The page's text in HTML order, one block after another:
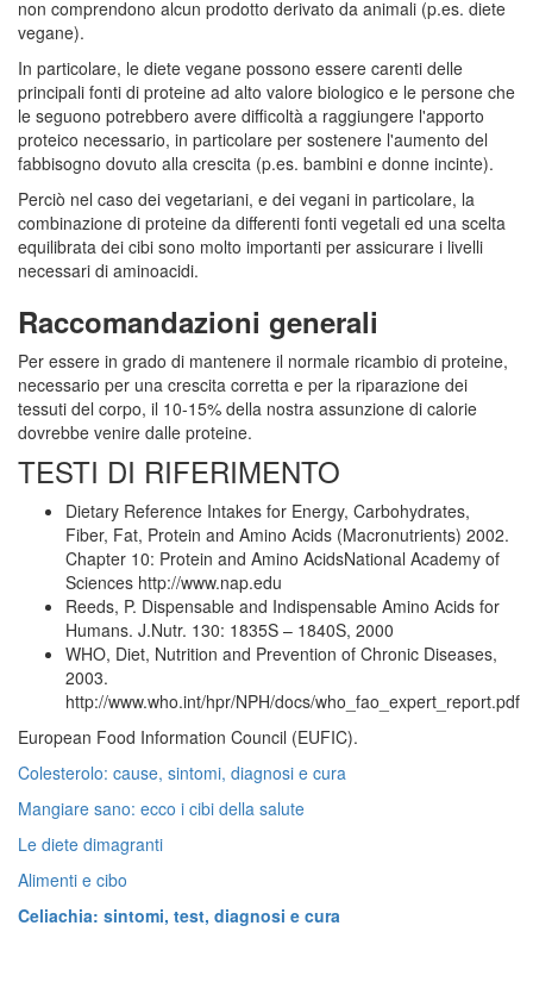
non comprendono alcun prodotto derivato da animali (p.es. diete
vegane).
In particolare, le diete vegane possono essere carenti delle
principali fonti di proteine ad alto valore biologico e le persone che
le seguono potrebbero avere difficoltà a raggiungere l'apporto
proteico necessario, in particolare per sostenere l'aumento del
fabbisogno dovuto alla crescita (p.es. bambini e donne incinte).
Perciò nel caso dei vegetariani, e dei vegani in particolare, la
combinazione di proteine da differenti fonti vegetali ed una scelta
equilibrata dei cibi sono molto importanti per assicurare i livelli
necessari di aminoacidi.
Raccomandazioni generali
Per essere in grado di mantenere il normale ricambio di proteine,
necessario per una crescita corretta e per la riparazione dei
tessuti del corpo, il 10-15% della nostra assunzione di calorie
dovrebbe venire dalle proteine.
TESTI DI RIFERIMENTO
Dietary Reference Intakes for Energy, Carbohydrates,
Fiber, Fat, Protein and Amino Acids (Macronutrients) 2002.
Chapter 10: Protein and Amino AcidsNational Academy of
Sciences http://www.nap.edu
Reeds, P. Dispensable and Indispensable Amino Acids for
Humans. J.Nutr. 130: 1835S – 1840S, 2000
WHO, Diet, Nutrition and Prevention of Chronic Diseases,
2003.
http://www.who.int/hpr/NPH/docs/who_fao_expert_report.pdf
European Food Information Council (EUFIC).
Colesterolo: cause, sintomi, diagnosi e cura
Mangiare sano: ecco i cibi della salute
Le diete dimagranti
Alimenti e cibo
Celiachia: sintomi, test, diagnosi e cura